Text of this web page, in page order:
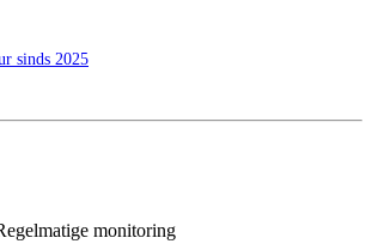
sinds 2025
monitoring